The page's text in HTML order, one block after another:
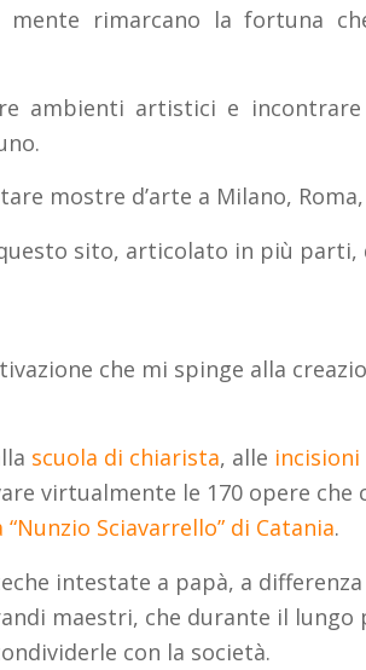
rimarcano la fortuna
ambienti artistici e incontrare
mostre d’arte a Milano,
sito, articolato in più
che mi spinge alla
scuola di chiarista, alle
virtualmente le 170 opere che
“Nunzio Sciavarrello” di Catania.
intestate a papà, a
maestri, che durante il
con la società.